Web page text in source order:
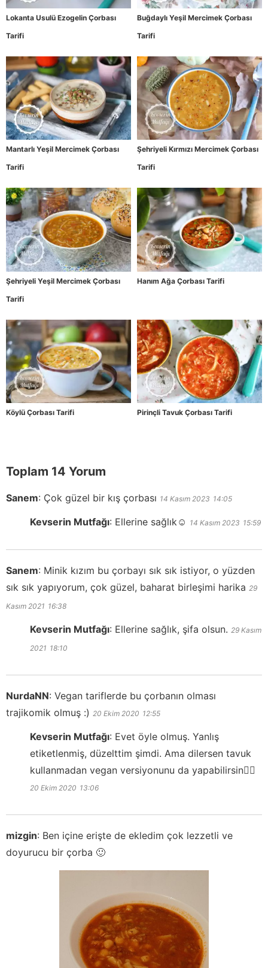
Lokanta Usulü Ezogelin Çorbası
Tarifi
Buğdaylı Yeşil Mercimek Çorbası
Tarifi
Mantarlı Yeşil Mercimek Çorbası
Tarifi
Şehriyeli Kırmızı Mercimek Çorbası
Tarifi
Şehriyeli Yeşil Mercimek Çorbası
Tarifi
Hanım Ağa Çorbası Tarifi
Köylü Çorbası Tarifi Pirinçli Tavuk Çorbası Tarifi
Toplam 14 Yorum
Sanem: Çok güzel bir kış çorbası 14 Kasım 2023 14:05
Kevserin Mutfağı: Ellerine sağlık☺️ 14 Kasım 2023 15:59
Sanem: Minik kızım bu çorbayı sık sık istiyor, o yüzden
sık sık yapıyorum, çok güzel, baharat birleşimi harika 29
Kasım 2021 16:38
Kevserin Mutfağı: Ellerine sağlık, şifa olsun. 29 Kasım
2021 18:10
NurdaNN: Vegan tariflerde bu çorbanın olması
trajikomik olmuş :) 20 Ekim 2020 12:55
Kevserin Mutfağı: Evet öyle olmuş. Yanlış
etiketlenmiş, düzelttim şimdi. Ama dilersen tavuk
kullanmadan vegan versiyonunu da yapabilirsin👍🏻
20 Ekim 2020 13:06
mizgin: Ben içine erişte de ekledim çok lezzetli ve
doyurucu bir çorba 🙂